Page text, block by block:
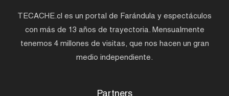
TECACHE.cl es un portal de Farándula y espectáculos
con más de 13 años de trayectoria. Mensualmente
tenemos 4 millones de visitas, que nos hacen un gran
medio independiente.
Partners